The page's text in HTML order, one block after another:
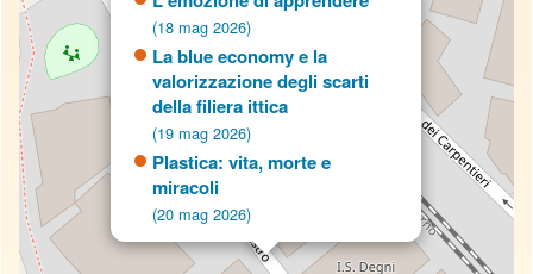
(18 mag 2026)
La blue economy e la
valorizzazione degli scarti
della filiera ittica
(19 mag 2026)
Plastica: vita, morte e
miracoli
(20 mag 2026)